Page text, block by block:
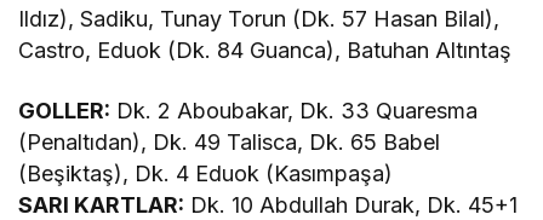
Ildız), Sadiku, Tunay Torun (Dk. 57 Hasan Bilal),
Castro, Eduok (Dk. 84 Guanca), Batuhan Altıntaş
GOLLER: Dk. 2 Aboubakar, Dk. 33 Quaresma
(Penaltıdan), Dk. 49 Talisca, Dk. 65 Babel
(Beşiktaş), Dk. 4 Eduok (Kasımpaşa)
SARI KARTLAR: Dk. 10 Abdullah Durak, Dk. 45+1